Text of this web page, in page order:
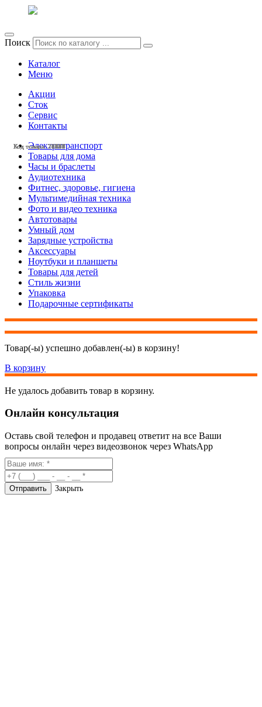
Код товара: 28497
Код товара: 28430
Код товара: 27785
Код товара: 27783
Код товара: 27607
Код товара: 27281
Код товара: 27146
Код товара: 26769
Код товара: 24614
Код товара: 23593
Код товара: 28455
Код товара: 28452
Поиск
Каталог
Меню
Акции
Сток
Сервис
Контакты
Электротранспорт
Товары для дома
Часы и браслеты
Аудиотехника
Фитнес, здоровье, гигиена
Мультимедийная техника
Фото и видео техника
Автотовары
Умный дом
Зарядные устройства
Аксессуары
Ноутбуки и планшеты
Товары для детей
Стиль жизни
Упаковка
Подарочные сертификаты
Товар(-ы) успешно добавлен(-ы) в корзину!
В корзину
Не удалось добавить товар в корзину.
Онлайн консультация
Оставь свой телефон и продавец ответит на все Ваши
вопросы онлайн через видеозвонок через WhatsApp
Закрыть